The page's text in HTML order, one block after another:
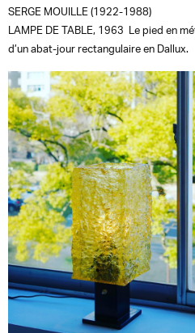
SERGE MOUILLE (1922-1988)
LAMPE DE TABLE, 1963 Le pied en
d’un abat-jour rectangulaire en Dallux.